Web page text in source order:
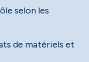
selon les
de matériels et